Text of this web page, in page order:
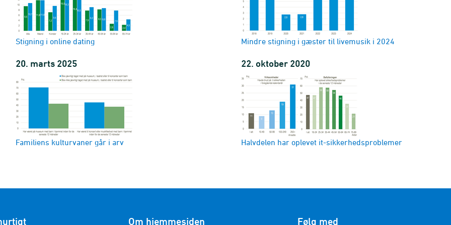
og kulturarv (år)
Stigning i online dating Mindre stigning i gæster til livemusik i 2024
20. marts 2025
Familiens kulturvaner går i arv
22. oktober 2020
Halvdelen har oplevet it-sikkerhedsproblemer
Om hjemmesiden Følg med